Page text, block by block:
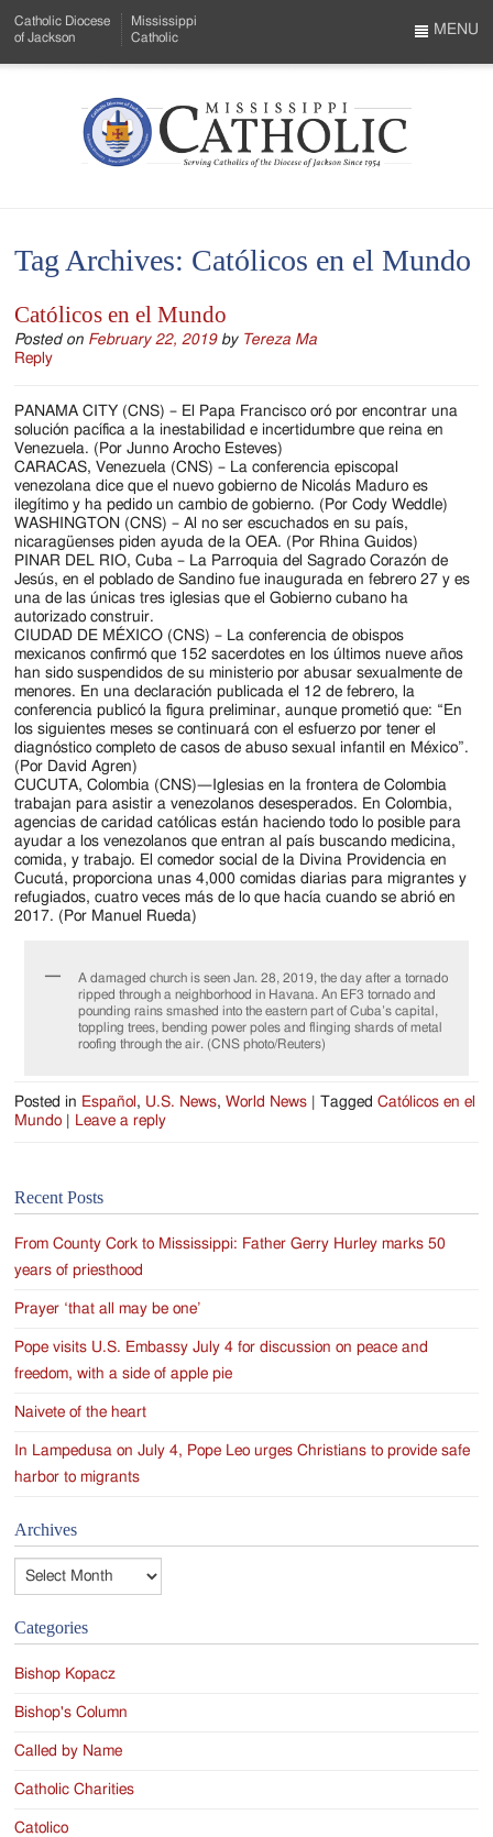
to
Menu
Content
Catholic Diocese
of Jackson
Mississippi
Catholic
Mississippi
Serving
Catholics
of
Diocese
of
Jackson
Since
1954
MENU
Tag Archives: Católicos en el Mundo
Católicos en el Mundo
Posted on February 22, 2019 by Tereza Ma
Reply
PANAMA CITY (CNS) – El Papa Francisco oró por encontrar una
solución pacífica a la inestabilidad e incertidumbre que reina en
Venezuela. (Por Junno Arocho Esteves)
CARACAS, Venezuela (CNS) – La conferencia episcopal
venezolana dice que el nuevo gobierno de Nicolás Maduro es
ilegítimo y ha pedido un cambio de gobierno. (Por Cody Weddle)
WASHINGTON (CNS) – Al no ser escuchados en su país,
nicaragüenses piden ayuda de la OEA. (Por Rhina Guidos)
PINAR DEL RIO, Cuba – La Parroquia del Sagrado Corazón de
Jesús, en el poblado de Sandino fue inaugurada en febrero 27 y es
una de las únicas tres iglesias que el Gobierno cubano ha
autorizado construir.
CIUDAD DE MÉXICO (CNS) – La conferencia de obispos
mexicanos confirmó que 152 sacerdotes en los últimos nueve años
han sido suspendidos de su ministerio por abusar sexualmente de
menores. En una declaración publicada el 12 de febrero, la
conferencia publicó la figura preliminar, aunque prometió que: “En
los siguientes meses se continuará con el esfuerzo por tener el
diagnóstico completo de casos de abuso sexual infantil en México”.
(Por David Agren)
CUCUTA, Colombia (CNS)—Iglesias en la frontera de Colombia
trabajan para asistir a venezolanos desesperados. En Colombia,
agencias de caridad católicas están haciendo todo lo posible para
ayudar a los venezolanos que entran al país buscando medicina,
comida, y trabajo. El comedor social de la Divina Providencia en
Cucutá, proporciona unas 4,000 comidas diarias para migrantes y
refugiados, cuatro veces más de lo que hacía cuando se abrió en
2017. (Por Manuel Rueda)
A damaged church is seen Jan. 28, 2019, the day after a tornado
ripped through a neighborhood in Havana. An EF3 tornado and
pounding rains smashed into the eastern part of Cuba’s capital,
toppling trees, bending power poles and flinging shards of metal
roofing through the air. (CNS photo/Reuters)
Posted in Español , U.S. News,World News Tagged Católicos en el
Mundo
Leave a reply
Recent Posts
From County Cork to Mississippi: Father Gerry Hurley marks 50
years of priesthood
Prayer ‘that all may be one’
Pope visits U.S. Embassy July 4 for discussion on peace and
freedom, with a side of apple pie
Naivete of the heart
In Lampedusa on July 4, Pope Leo urges Christians to provide safe
harbor to migrants
Archives
Archives
Categories
Bishop Kopacz
Bishop's Column
Called by Name
Catholic Charities
Catolico